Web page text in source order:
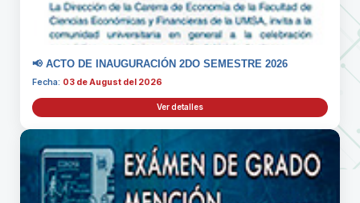
📢 ACTO DE INAUGURACIÓN 2DO SEMESTRE 2026
Fecha: 03 de August del 2026
Ver detalles